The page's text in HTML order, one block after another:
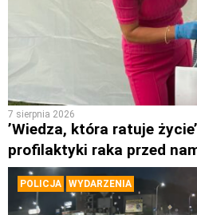
7 sierpnia 2026
’Wiedza, która ratuje
profilaktyki raka przed
POLICJA WYDARZENIA